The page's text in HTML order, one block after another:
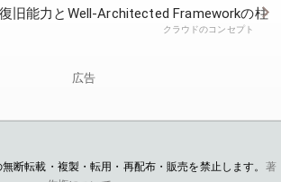
旧能力とWell-Architected Frameworkの柱
クラウドのコンセプト
広告
断転載・複製・転用・再配布・販売を禁止します。 著